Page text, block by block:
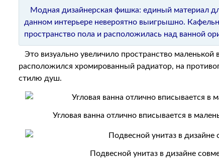
Модная дизайнерская фишка: единый материал
данном интерьере невероятно выигрышно.
пространство пола и расположилась над ванной
Это визуально увеличило пространство маленькой
расположился хромированный радиатор, на
стилю душ.
Угловая ванна отлично вписывается в
Подвесной унитаз в дизайне